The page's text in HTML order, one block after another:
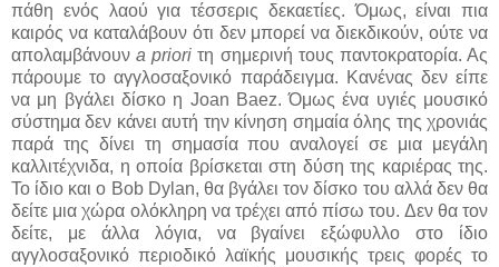
πάθη ενός λαού για τέσσερις δεκαετίες. Όμως, είναι πια
καιρός να καταλάβουν ότι δεν μπορεί να διεκδικούν, ούτε να
απολαμβάνουνa priori τη σημερινή τους παντοκρατορία. Ας
πάρουμε το αγγλοσαξονικό παράδειγμα. Κανένας δεν είπε
να μη βγάλει δίσκο η Joan Baez. Όμως ένα υγιές μουσικό
σύστημα δεν κάνει αυτή την κίνηση σημαία όλης της χρονιάς
παρά της δίνει τη σημασία που αναλογεί σε μια μεγάλη
καλλιτέχνιδα, η οποία βρίσκεται στη δύση της καριέρας της.
Το ίδιο και ο Bob Dylan, θα βγάλει τον δίσκο του αλλά δεν θα
δείτε μια χώρα ολόκληρη να τρέχει από πίσω του. Δεν θα τον
δείτε, με άλλα λόγια, να βγαίνει εξώφυλλο στο ίδιο
αγγλοσαξονικό περιοδικό λαϊκής μουσικής τρεις φορές το